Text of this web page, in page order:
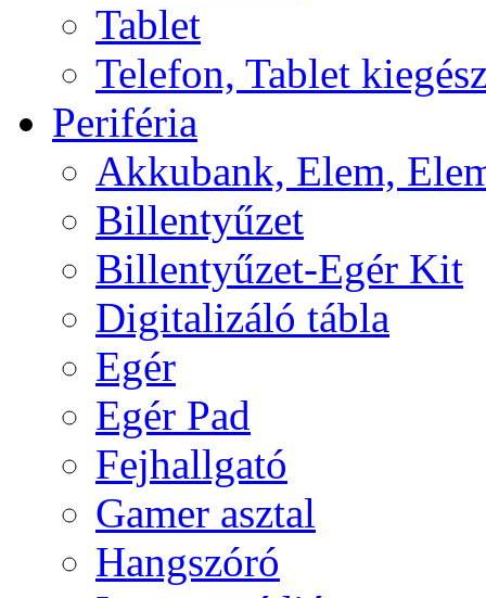
Tablet
Telefon, Tablet
Periféria
Akkubank, Elem,
Billentyűzet
Billentyűzet-Egér Kit
Digitalizáló tábla
Egér
Egér Pad
Fejhallgató
Gamer asztal
Hangszóró